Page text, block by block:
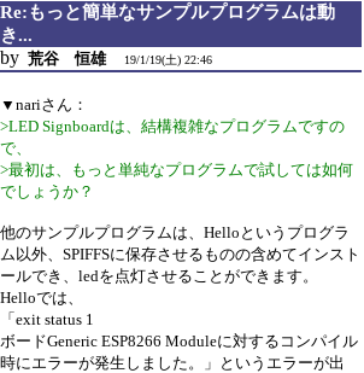
Re:もっと簡単なサンプルプログラムは動
き...
by 荒谷 恒雄 19/1/19(土) 22:46
▼nariさん：
>LED Signboardは、結構複雑なプログラムですの
で、
>最初は、もっと単純なプログラムで試しては如何
でしょうか？
他のサンプルプログラムは、Helloというプログラ
ム以外、SPIFFSに保存させるものの含めてインスト
ールでき、ledを点灯させることができます。
Helloでは、
「exit status 1
ボードGeneric ESP8266 Moduleに対するコンパイル
時にエラーが発生しました。」というエラーが出